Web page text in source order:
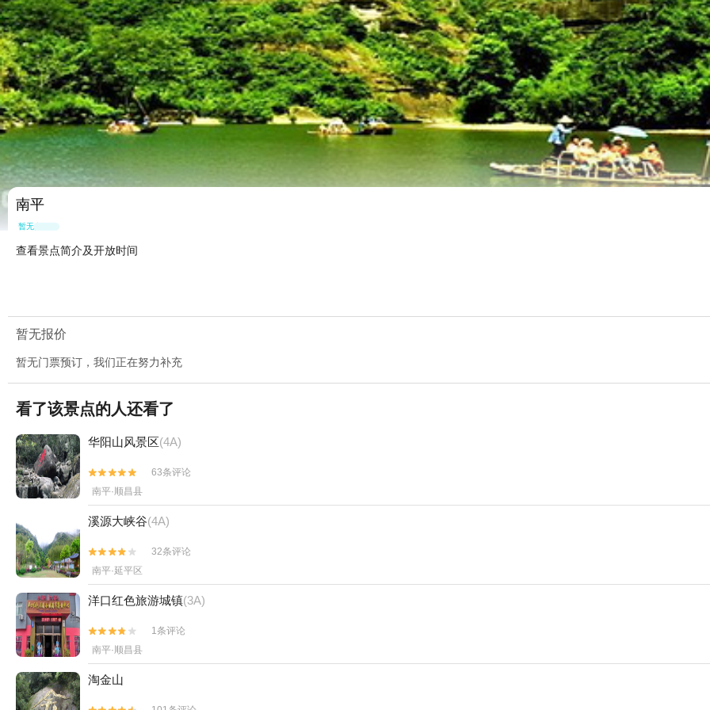
南平
暂无点评
查看景点简介及开放时间
暂无报价
暂无门票预订，我们正在努力补充
看了该景点的人还看了
华阳山风景区(4A)


63条评论
南平·顺昌县
溪源大峡谷(4A)


32条评论
南平·延平区
洋口红色旅游城镇(3A)


1条评论
南平·顺昌县
淘金山